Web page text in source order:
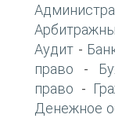
Аудит -
право -
право -
Денежное